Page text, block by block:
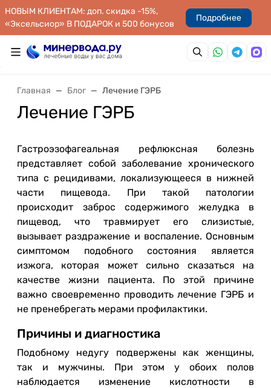
НОВЫМ КЛИЕНТАМ: доп. скидка -15%,
«Эксельсиор» В ПОДАРОК и 500 бонусов
Подробнее
Главная Блог Лечение ГЭРБ
Лечение ГЭРБ
Гастроэзофагеальная рефлюксная болезнь
представляет собой заболевание хронического
типа с рецидивами, локализующееся в нижней
части пищевода. При такой патологии
происходит заброс содержимого желудка в
пищевод, что травмирует его слизистые,
вызывает раздражение и воспаление. Основным
симптомом подобного состояния является
изжога, которая может сильно сказаться на
качестве жизни пациента. По этой причине
важно своевременно проводить лечение ГЭРБ и
не пренебрегать мерами профилактики.
Причины и диагностика
Подобному недугу подвержены как женщины,
так и мужчины. При этом у обоих полов
наблюдается изменение кислотности в